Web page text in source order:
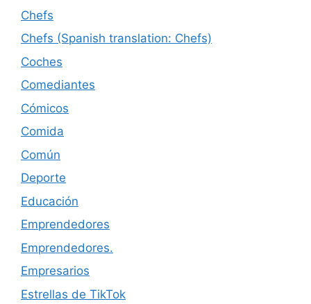
Chefs
Chefs (Spanish translation: Chefs)
Coches
Comediantes
Cómicos
Comida
Común
Deporte
Educación
Emprendedores
Emprendedores.
Empresarios
Estrellas de TikTok